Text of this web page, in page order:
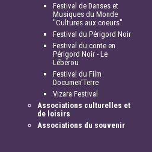
Festival de Danses et
Musiques du Monde
"Cultures aux coeurs"
Festival du Périgord Noir
Festival du conte en
Périgord Noir - Le
Lébérou
Festival du Film
Documen'Terre
Vizara Festival
Associations culturelles et
de loisirs
Associations du souvenir